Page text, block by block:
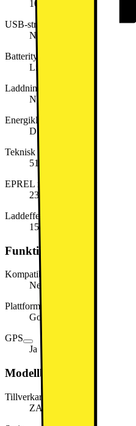
10
USB-strömförsörjning (USB PD)
Nej
Batterityp
Lithium-ion
Laddningsenhet medföljer
Nej
Energiklass
D
Teknisk information om batteriet
5100mAh
EPREL registreringsnummer
2344016
Laddeffekt som krävs (max. i W)
15
Funktioner och egenskaper
Kompatibel med stylus
Nej
Plattform för app-distribution
Google Play
GPS
Ja
Modellbeskrivning
Tillverkarens artikelnummer
ZAF10175SE